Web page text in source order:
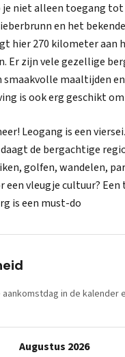
je niet alleen toegang
en het
hier 270 kilometer aan
Er zijn vele gezellige
smaakvolle maaltijden
is ook erg geschikt
Leogang is een
de bergachtige
golfen, wandelen,
een vleugje cultuur? Een
is een must-do
in de kalender
Augustus 2026